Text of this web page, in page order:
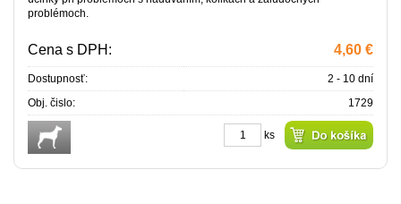
problémoch.
Cena s DPH: 4,60 €
Dostupnosť:
2 - 10 dní
Obj. čislo:
1729
ks